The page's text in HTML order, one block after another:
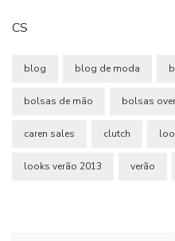
CS
blog blog de moda
bolsas de mão bolsas
caren sales clutch
looks verão 2013 verão